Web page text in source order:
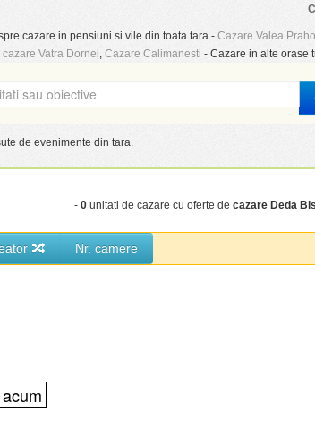
cazare in pensiuni si vile din toata tara - Cazare Valea
cazare Vatra Dornei, Cazare Calimanesti - Cazare in alte orase
de evenimente din tara.
- 0unitati de cazare cu oferte de cazare Deda
Nr. camere